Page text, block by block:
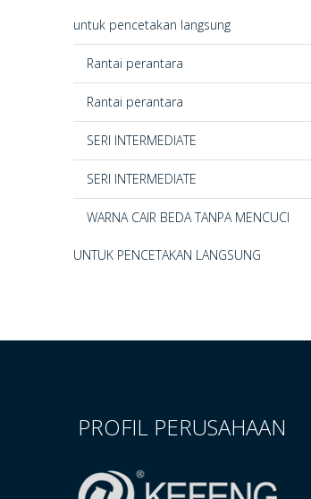
untuk pencetakan langsung
Rantai perantara
Rantai perantara
SERI INTERMEDIATE
SERI INTERMEDIATE
WARNA CAIR BEDA TANPA MENCUCI
UNTUK PENCETAKAN LANGSUNG
PROFIL PERUSAHAAN